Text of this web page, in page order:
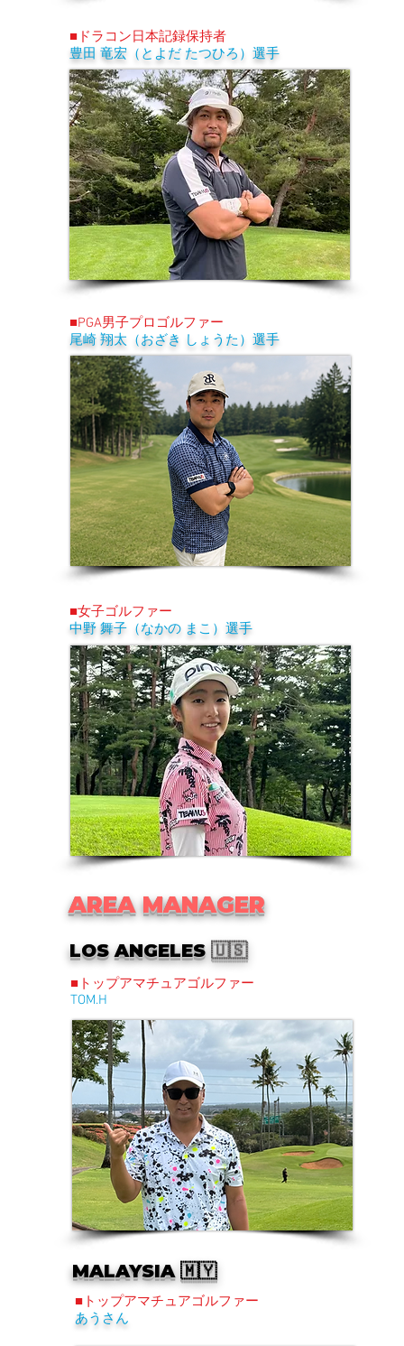
■ドラコン日本記録保持者
豊田 竜宏（とよだ たつひろ）選手
■PGA男子プロゴルファー
尾崎 翔太（おざき しょうた）選手
■女子ゴルファー
中野 舞子（なかの まこ）選手
AREA MANAGER
LOS ANGELES🇺🇸
■トップアマチュアゴルファー
TOM.H
MALAYSIA 🇲🇾
■トップアマチュアゴルファー
あうさん